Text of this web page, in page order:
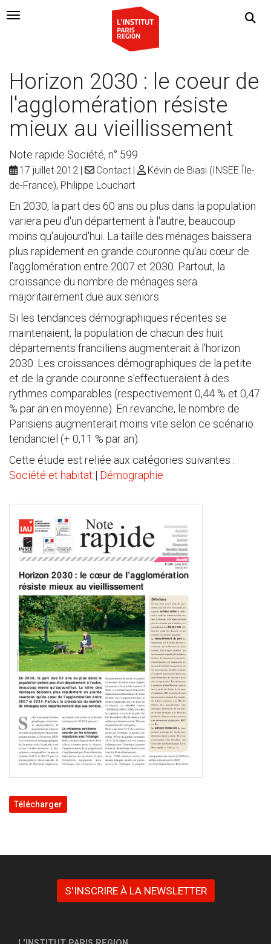
Navigation Toggle
Horizon 2030 : le coeur de
l'agglomération résiste
mieux au vieillissement
Note rapide Société, n° 599
17 juillet 2012 Contact
Kévin de Biasi (INSEE Île-
de-France), Philippe Louchart
En 2030, la part des 60 ans ou plus dans la population
variera peu d'un département à l'autre, beaucoup
moins qu'aujourd'hui. La taille des ménages baissera
plus rapidement en grande couronne qu'au cœur de
l'agglomération entre 2007 et 2030. Partout, la
croissance du nombre de ménages sera
majoritairement due aux seniors.
Si les tendances démographiques récentes se
maintenaient, la population de chacun des huit
départements franciliens augmenterait à l'horizon
2030. Les croissances démographiques de la petite
et de la grande couronne s'effectueraient à des
rythmes comparables (respectivement 0,44 % et 0,47
% par an en moyenne). En revanche, le nombre de
Parisiens augmenterait moins vite selon ce scénario
tendanciel (+ 0,11 % par an).
Cette étude est reliée aux catégories suivantes :
Société et habitat | Démographie
Télécharger
S'INSCRIRE À LA NEWSLETTER